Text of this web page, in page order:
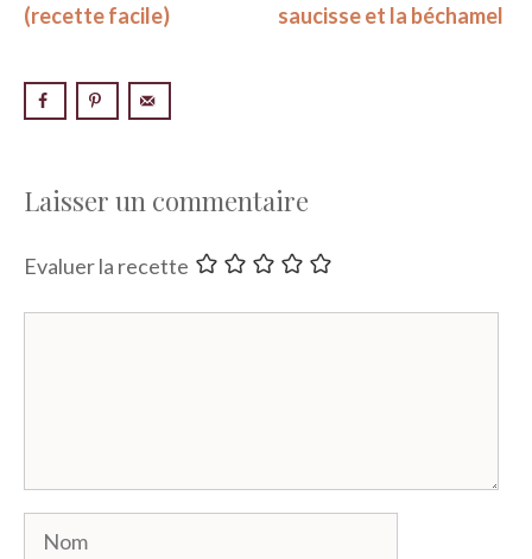
(recette facile)
saucisse et la béchamel
Laisser un commentaire
Evaluer la recette
Nom